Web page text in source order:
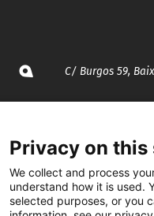
C/ Burgos 59,
935 120 481
@CGTCatalunya
Privacy on this
We collect and process
understand how it is used.
selected purposes, or you